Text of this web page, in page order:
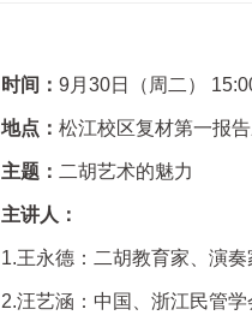
时间： 9月30日（周二）
地点： 松江校区复材第一报
主题： 二胡艺术的魅力
主讲人：
1.王永德：二胡教育家、演
2.汪艺涵：中国、浙江民管学